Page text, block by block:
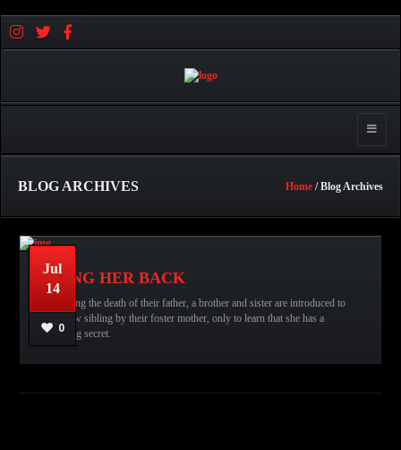
Toggle
BLOG ARCHIVES Home / Blog Archives
Jul
14
0
BRING HER BACK
Following the death of their father, a brother and sister are introduced to
their new sibling by their foster mother, only to learn that she has a
terrifying secret.
عبدالله قاسم No comments